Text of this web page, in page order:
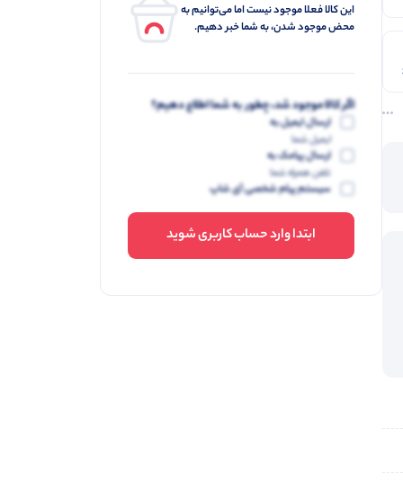
این کالا فعلا موجود نیست اما می‌توانیم به
محض موجود شدن، به شما خبر دهیم.
اگر کالا موجود شد، چطور به شما اطلاع دهیم؟
ارسال ایمیل به
ایمیل شما
ارسال پیامک به
تلفن همراه شما
سیستم پیام شخصی آی شاپ
ابتدا وارد حساب کاربری شوید